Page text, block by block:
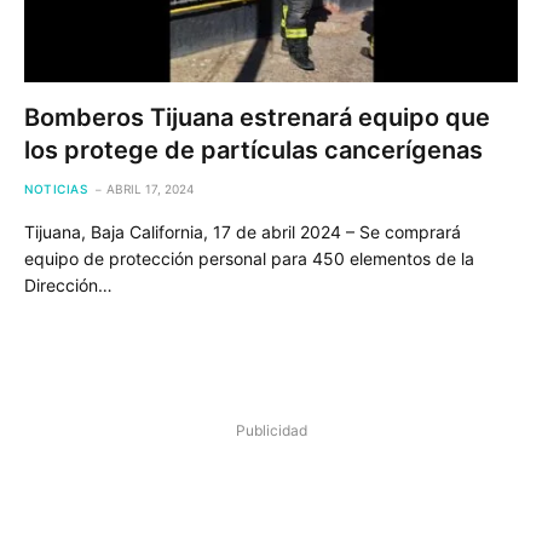
Bomberos Tijuana estrenará equipo que
los protege de partículas cancerígenas
NOTICIAS ABRIL 17, 2024
Tijuana, Baja California, 17 de abril 2024 – Se comprará
equipo de protección personal para 450 elementos de la
Dirección…
Publicidad